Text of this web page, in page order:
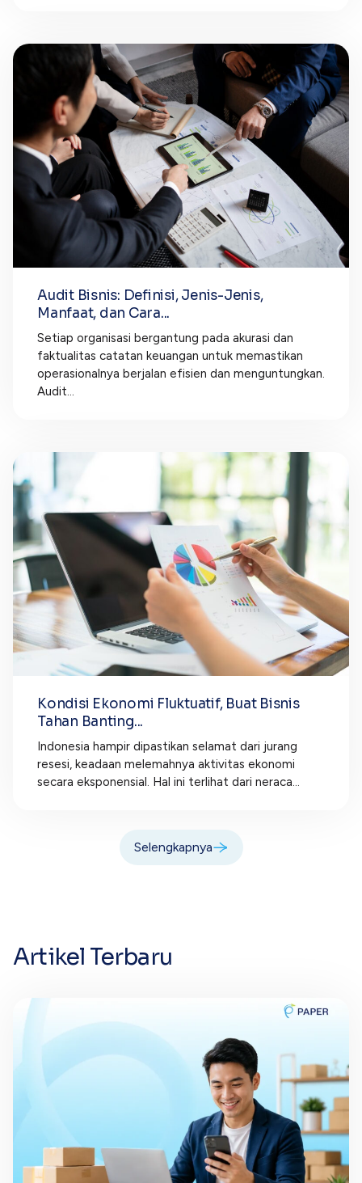
Audit Bisnis: Definisi, Jenis-Jenis,
Manfaat, dan Cara...
Setiap organisasi bergantung pada akurasi dan
faktualitas catatan keuangan untuk memastikan
operasionalnya berjalan efisien dan menguntungkan.
Audit...
Kondisi Ekonomi Fluktuatif, Buat Bisnis
Tahan Banting...
Indonesia hampir dipastikan selamat dari jurang
resesi, keadaan melemahnya aktivitas ekonomi
secara eksponensial. Hal ini terlihat dari neraca...
Selengkapnya
Artikel Terbaru